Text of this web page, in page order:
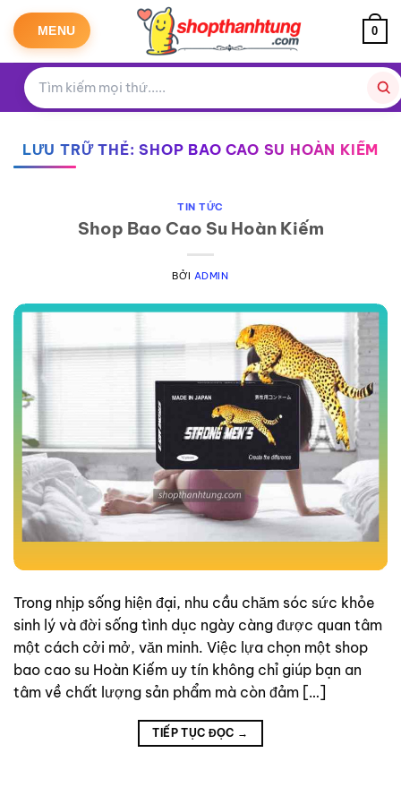
qua
dung
MENU 0
LƯU TRỮ THẺ:SHOP BAO CAO SU HOÀN KIẾM
TIN TỨC
Shop Bao Cao Su Hoàn Kiếm
BỞI ADMIN
Trong nhịp sống hiện đại, nhu cầu chăm sóc sức khỏe
sinh lý và đời sống tình dục ngày càng được quan tâm
một cách cởi mở, văn minh. Việc lựa chọn một shop
bao cao su Hoàn Kiếm uy tín không chỉ giúp bạn an
tâm về chất lượng sản phẩm mà còn đảm […]
TIẾP TỤC ĐỌC →